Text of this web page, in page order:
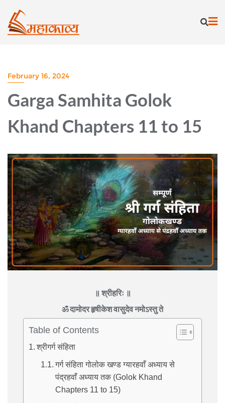
content
February 16, 2024
Garga Samhita Golok
Khand Chapters 11 to 15
॥ श्रीहरिः ॥
ॐ दामोदर हृषीकेश वासुदेव नमोऽस्तु ते
Table of Contents
श्रीगर्ग संहिता
गर्ग संहिता गोलोक खण्ड ग्यारहवाँ अध्याय से
पंद्रहवाँ अध्याय तक (Golok Khand
Chapters 11 to 15)